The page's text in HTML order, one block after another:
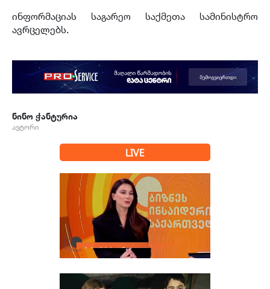
ინფორმაციას საგარეო საქმეთა სამინისტრო
ავრცელებს.
ნინო ჭანტურია
ავტორი
LIVE